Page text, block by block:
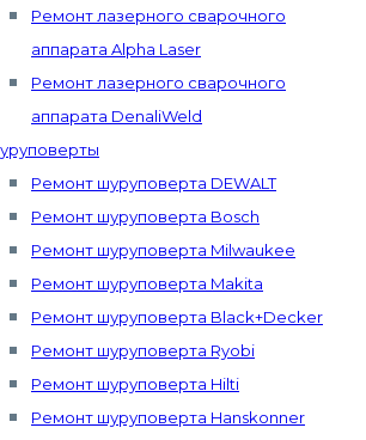
Ремонт лазерного сварочного
аппарата Alpha Laser
Ремонт лазерного сварочного
аппарата DenaliWeld
Ремонт шуруповерта DEWALT
Ремонт шуруповерта Bosch
Ремонт шуруповерта Milwaukee
Ремонт шуруповерта Makita
Ремонт шуруповерта Black+Decker
Ремонт шуруповерта Ryobi
Ремонт шуруповерта Hilti
Ремонт шуруповерта Hanskonner